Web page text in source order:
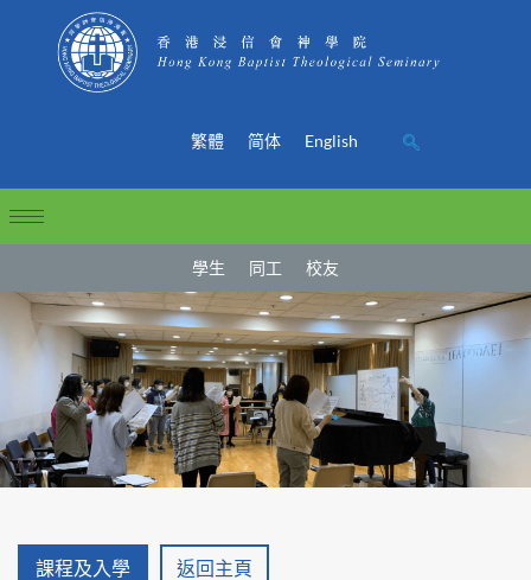
繁體 简体 English
學生 同工 校友
課程及入學 返回主頁